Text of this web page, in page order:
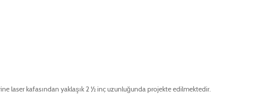
laser kafasından yaklaşık 2 ½ inç uzunluğunda projekte edilmektedir.